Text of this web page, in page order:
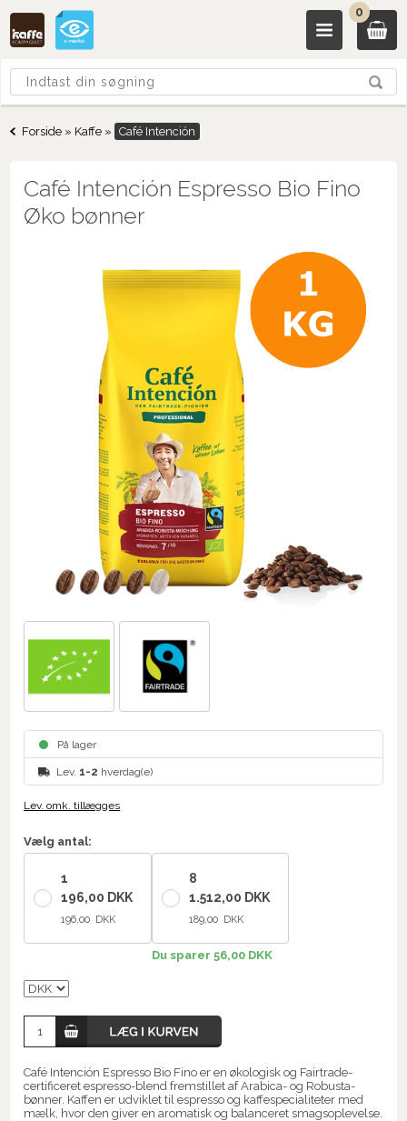
0
Forside » Kaffe » Café Intención
Café Intención Espresso Bio Fino
Øko bønner
På lager
Lev. 1-2 hverdag(e)
Lev. omk. tillægges
Vælg antal:
1
196,00 DKK
196,00 DKK
8
1.512,00 DKK
189,00 DKK
Du sparer 56,00 DKK
Café Intención Espresso Bio Fino er en økologisk og Fairtrade-
certificeret espresso-blend fremstillet af Arabica- og Robusta-
bønner. Kaffen er udviklet til espresso og kaffespecialiteter med
mælk, hvor den giver en aromatisk og balanceret smagsoplevelse.